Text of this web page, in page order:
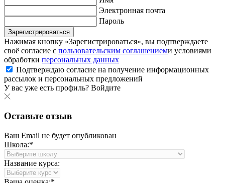
Электронная почта
Пароль
Зарегистрироваться
Нажимая кнопку «Зарегистрироваться», вы подтверждаете
своё согласие с пользовательским соглашениеми условиями
обработки персональных данных
Подтверждаю согласие на получение информационных
рассылок и персональных предложений
У вас уже есть профиль? Войдите
Оставьте отзыв
Ваш Email не будет опубликован
Школа:*
Название курса: